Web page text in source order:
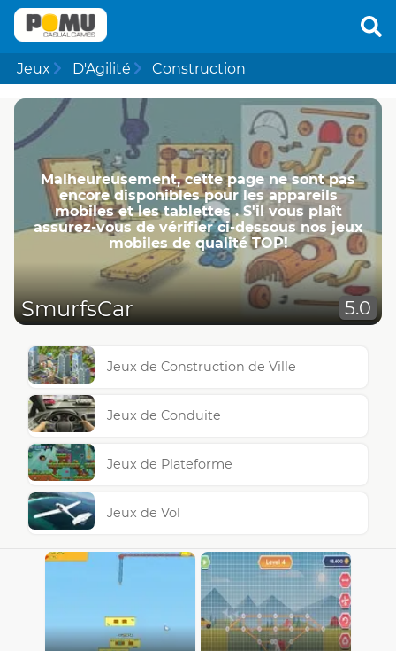
Jeux D'Agilité Construction
Malheureusement, cette page ne ​​sont pas
encore disponibles pour les appareils
mobiles et les tablettes . S'il vous plaît
assurez-vous de vérifier ci-dessous nos jeux
mobiles de qualité TOP!
SmurfsCar 5.0
Jeux de Construction de Ville
Jeux de Conduite
Jeux de Plateforme
Jeux de Vol